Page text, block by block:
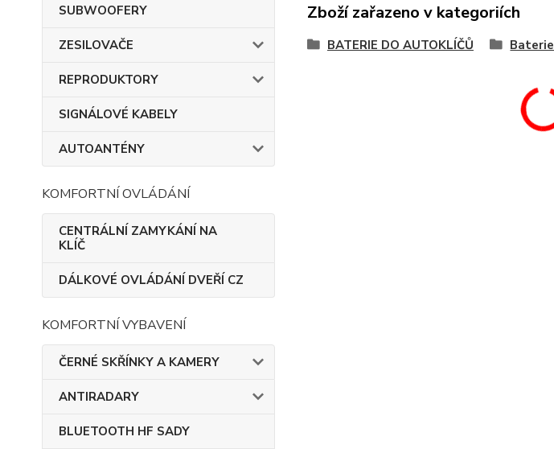
SUBWOOFERY
ZESILOVAČE
REPRODUKTORY
SIGNÁLOVÉ KABELY
AUTOANTÉNY
KOMFORTNÍ OVLÁDÁNÍ
CENTRÁLNÍ ZAMYKÁNÍ NA
KLÍČ
DÁLKOVÉ OVLÁDÁNÍ DVEŘÍ CZ
KOMFORTNÍ VYBAVENÍ
ČERNÉ SKŘÍNKY A KAMERY
ANTIRADARY
BLUETOOTH HF SADY
Zboží zařazeno v kategoriích
BATERIE DO AUTOKLÍČŮ Baterie